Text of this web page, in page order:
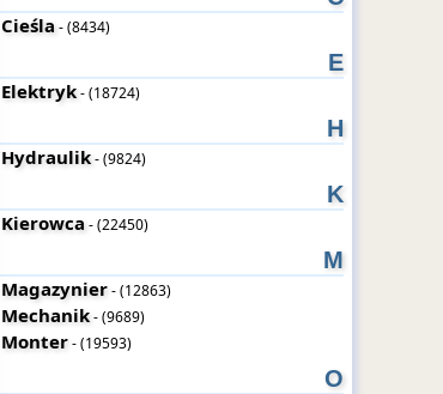
Cieśla- (8434)
E
Elektryk- (18724)
H
Hydraulik- (9824)
K
Kierowca- (22450)
M
Magazynier- (12863)
Mechanik- (9689)
Monter- (19593)
O